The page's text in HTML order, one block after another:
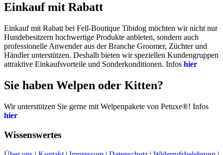
Einkauf mit Rabatt
Einkauf mit Rabatt bei Fell-Boutique Tibidog möchten wir nicht nur
Hundebesitzern hochwertige Produkte anbieten, sondern auch
professionelle Anwender aus der Branche Groomer, Züchter und
Händler unterstützen. Deshalb bieten wir speziellen Kundengruppen
attraktive Einkaufsvorteile und Sonderkonditionen. Infos hier
Sie haben Welpen oder Kitten?
Wir unterstützen Sie gerne mit Welpenpakete von Petuxe®! Infos
hier
Wissenswertes